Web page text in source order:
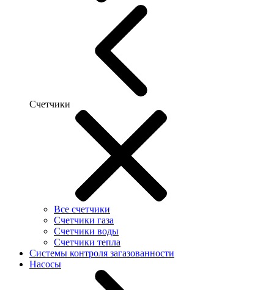
Счетчики
Все счетчики
Счетчики газа
Счетчики воды
Счетчики тепла
Системы контроля загазованности
Насосы